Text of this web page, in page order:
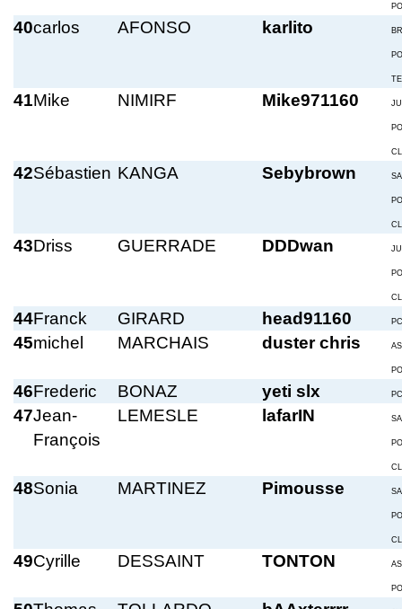
40carlos AFONSO karlito
41Mike NIMIRF Mike971160
42Sébastien KANGA Sebybrown
43Driss GUERRADE DDDwan
44Franck GIRARD head91160
45michel MARCHAIS duster chris
46Frederic BONAZ yeti slx
47Jean-
François
LEMESLE lafarIN
48Sonia MARTINEZ Pimousse
49Cyrille DESSAINT TONTON